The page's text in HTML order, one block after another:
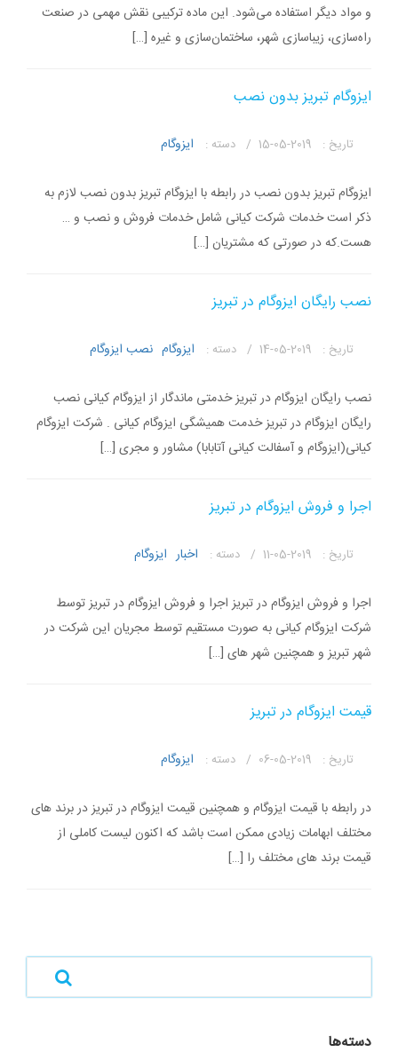
و مواد دیگر استفاده می‌شود. این ماده ترکیبی نقش مهمی در صنعت
راه‌سازی، زیباسازی شهر، ساختمان‌سازی و غیره […]
ایزوگام تبریز بدون نصب
تاریخ : دسته : ایزوگام
ایزوگام تبریز بدون نصب در رابطه با ایزوگام تبریز بدون نصب لازم به
ذکر است خدمات شرکت کیانی شامل خدمات فروش و نصب و …
هست.که در صورتی که مشتریان […]
نصب رایگان ایزوگام در تبریز
تاریخ : دسته : ایزوگام نصب ایزوگام
نصب رایگان ایزوگام در تبریز خدمتی ماندگار از ایزوگام کیانی نصب
رایگان ایزوگام در تبریز خدمت همیشگی ایزوگام کیانی . شرکت ایزوگام
کیانی(ایزوگام و آسفالت کیانی آتابابا) مشاور و مجری […]
اجرا و فروش ایزوگام در تبریز
تاریخ : دسته : اخبار ایزوگام
اجرا و فروش ایزوگام در تبریز اجرا و فروش ایزوگام در تبریز توسط
شرکت ایزوگام کیانی به صورت مستقیم توسط مجریان این شرکت در
شهر تبریز و همچنین شهر های […]
قیمت ایزوگام در تبریز
تاریخ : دسته : ایزوگام
در رابطه با قیمت ایزوگام و همچنین قیمت ایزوگام در تبریز در برند های
مختلف ابهامات زیادی ممکن است باشد که اکنون لیست کاملی از
قیمت برند های مختلف را […]
دسته‌ها